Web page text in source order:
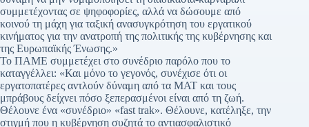
συμμετέχοντας σε ψηφοφορίες, αλλά να δώσουμε από
κοινού τη μάχη για ταξική ανασυγκρότηση του εργατικού
κινήματος για την ανατροπή της πολιτικής της κυβέρνησης και
της Ευρωπαϊκής Ένωσης.»
Το ΠΑΜΕ συμμετέχει στο συνέδριο παρόλο που το
καταγγέλλει: «Και μόνο το γεγονός, συνέχισε ότι οι
εργατοπατέρες αντλούν δύναμη από τα ΜΑΤ και τους
μπράβους δείχνει πόσο ξεπερασμένοι είναι από τη ζωή.
Θέλουνε ένα «συνέδριο» «fast trak». Θέλουνε, κατέληξε, την
στιγμή που η κυβέρνηση συζητά το αντιασφαλιστικό